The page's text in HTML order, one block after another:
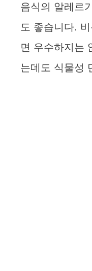
음식의 알레르
도 좋습니다.
면 우수하지는
는데도 식물성